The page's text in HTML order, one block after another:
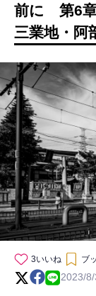
前に 第6章
三業地・阿
3いいね ブ
2023/8/